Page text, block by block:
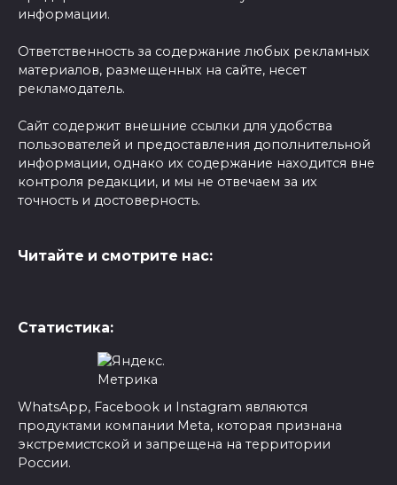
информации.
Ответственность за содержание любых рекламных
материалов, размещенных на сайте, несет
рекламодатель.
Сайт содержит внешние ссылки для удобства
пользователей и предоставления дополнительной
информации, однако их содержание находится вне
контроля редакции, и мы не отвечаем за их
точность и достоверность.
Читайте и смотрите нас:
Статистика:
WhatsApp, Facebook и Instagram являются
продуктами компании Meta, которая признана
экстремистской и запрещена на территории
России.